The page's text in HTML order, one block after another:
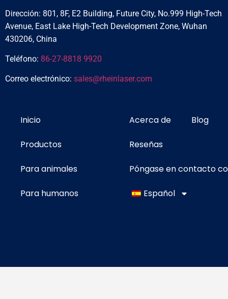
Dirección: 801, 8F, E2 Building, Future City, No.999 High-Tech
Avenue, East Lake High-Tech Development Zone, Wuhan
430206, China
Teléfono: 86-27-8818 9920
Correo electrónico: sales@rheinlaser.com
Inicio
Productos
Para animales
Para humanos
Acerca de Blog
Reseñas
Póngase en contacto
Español